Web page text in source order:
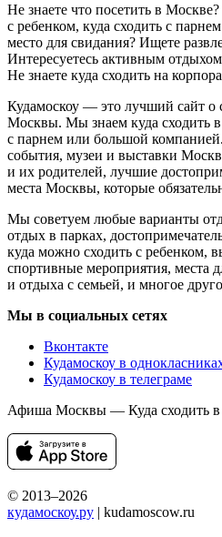
Не знаете что посетить в
с ребенком, куда сходить с
место для свидания? Ищете
Интересуетесь активным
Не знаете куда сходить на
Кудамоскоу — это лучший сайт о
Москвы. Мы знаем куда сходить
с парнем или большой
события, музеи и выставки
и их родителей, лучшие
места Москвы, которые
Мы советуем любые варианты
отдых в парках,
куда можно сходить с ребенком,
спортивные мероприятия, места
и отдыха с семьей, и многое
Мы в социальных сетях
Вконтакте
Кудамоскоу в
Кудамоскоу в телеграме
Афиша Москвы — Куда сходить
© 2013–2026
кудамоскоу.ру | kudamoscow.ru